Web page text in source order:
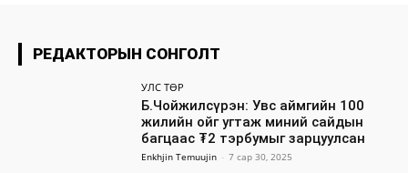
РЕДАКТОРЫН СОНГОЛТ
УЛС ТӨР
Б.Чойжилсүрэн: Увс аймгийн 100
жилийн ойг угтаж миний сайдын
багцаас ₮2 тэрбумыг зарцуулсан
Enkhjin Temuujin - 7 сар 30, 2025